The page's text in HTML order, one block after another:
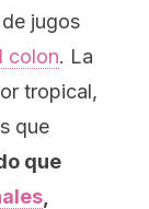
jugos
colon. La
tropical,
que
que